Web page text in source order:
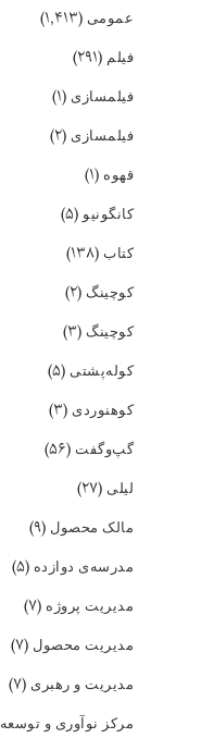
عمومی (۱,۴۱۳)
فیلم (۲۹۱)
فیلمسازی (۱)
فیلمسازی (۲)
قهوه (۱)
کانگونیو(۵)
کتاب (۱۳۸)
کوچینگ (۲)
کوچینگ (۳)
کوله‌پشتی (۵)
کوهنوردی (۳)
گپ‌و‌گفت (۵۶)
لیلی (۲۷)
مالک محصول (۹)
مدرسه‌ی دوازده (۵)
مدیریت پروژه (۷)
مدیریت محصول (۷)
مدیریت و رهبری (۷)
مرکز نوآوری و توسعه